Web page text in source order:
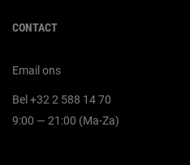
CONTACT
Email ons
Bel +32 2 588 14 70
9:00 — 21:00 (Ma-Za)